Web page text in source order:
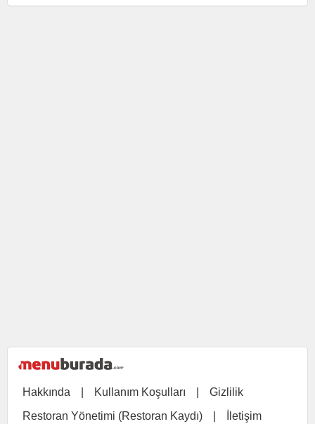
Hakkında Kullanım Koşulları
Gizlilik
Restoran Yönetimi (Restoran Kaydı)
İletişim